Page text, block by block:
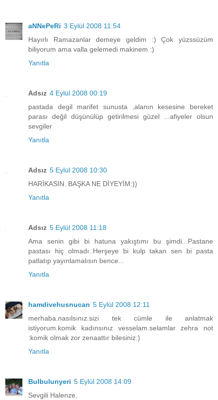
aNNePeRi 3 Eylül 2008 11:54
Hayırlı Ramazanlar demeye geldim :) Çok yüzssüzüm
biliyorum ama valla gelemedi makinem :)
Yanıtla
Adsız 4 Eylül 2008 00:19
pastada degil marifet sunusta ,alanın kesesine bereket
parası değil düşünülüp getirilmesi güzel ...afiyeler olsun
sevgiler
Yanıtla
Adsız 5 Eylül 2008 10:30
HARİKASIN. BAŞKA NE DİYEYİM:))
Yanıtla
Adsız 5 Eylül 2008 11:18
Ama senin gibi bi hatuna yakıştımı bu şimdi...Pastane
pastası hiç olmadı..Herşeye bi kulp takan sen bi pasta
patlatıp yayınlamalısın bence...
Yanıtla
hamdivehusnucan 5 Eylül 2008 12:11
merhaba.nasılsınız.sizi tek cümle ile anlatmak
istiyorum.komik kadınsınız vesselam.selamlar zehra not
:komik olmak zor zenaattır bilesiniz:)
Yanıtla
Bulbulunyeri 5 Eylül 2008 14:09
Sevgili Halenze,